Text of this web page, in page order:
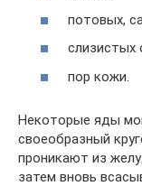
потовых,
слизистых
пор кожи.
Некоторые яды
своеобразный
проникают из
затем вновь